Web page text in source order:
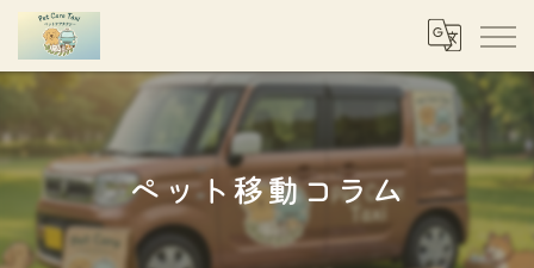
ペット移動コラム